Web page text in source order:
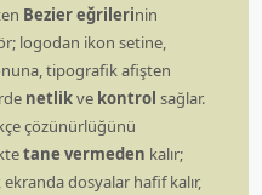
Bezier eğrilerinin
logodan ikon setine,
tipografik afişten
netlikve kontrol sağlar.
çözünürlüğünü
tane vermeden kalır;
dosyalar hafif kalır,